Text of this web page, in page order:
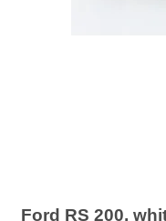
Ford RS 200,